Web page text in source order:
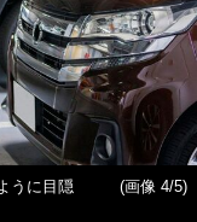
うに目隠
(画像 4/5)